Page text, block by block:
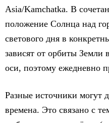
Asia/Kamchatka. В
положение Солнца над
светового дня в
зависят от орбиты Земли
оси, поэтому ежедневно
Разные источники могут
времена. Это связано с